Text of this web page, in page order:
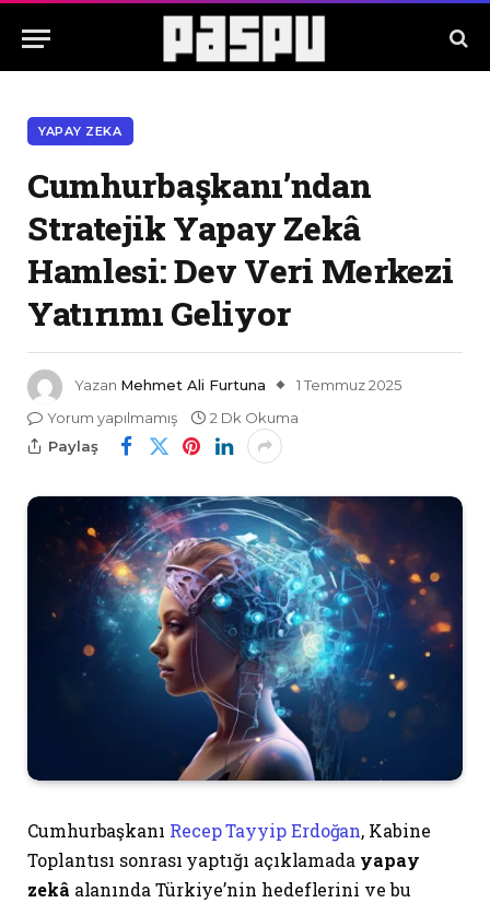
YAPAY ZEKA
Cumhurbaşkanı’ndan
Stratejik Yapay Zekâ
Hamlesi: Dev Veri Merkezi
Yatırımı Geliyor
Yazan Mehmet Ali Furtuna
1 Temmuz 2025
Yorum yapılmamış
2 Dk Okuma
Paylaş
Cumhurbaşkanı Recep Tayyip Erdoğan, Kabine
Toplantısı sonrası yaptığı açıklamada yapay
zekâ alanında Türkiye’nin hedeflerini ve bu